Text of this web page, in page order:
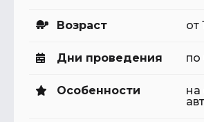
Возраст от
Дни проведения по
Особенности
на